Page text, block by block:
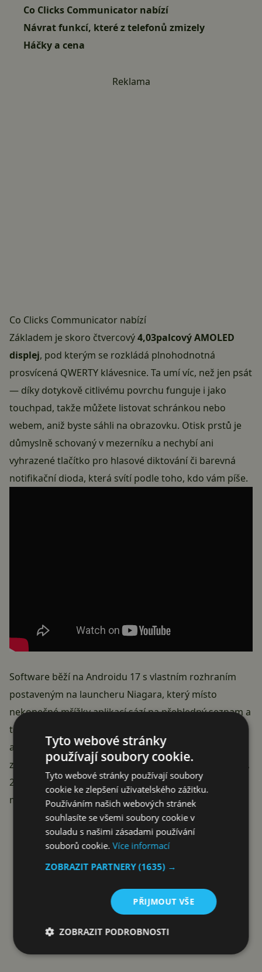
Co Clicks Communicator nabízí
Návrat funkcí, které z telefonů zmizely
Háčky a cena
Reklama
Co Clicks Communicator nabízí
Základem je skoro čtvercový4,03palcový AMOLED
displej, pod kterým se rozkládá plnohodnotná
prosvícená QWERTY klávesnice. Ta umí víc, než jen psát
— díky dotykově citlivému povrchu funguje i jako
touchpad, takže můžete listovat schránkou nebo
webem, aniž byste sáhli na obrazovku. Otisk prstů je
důmyslně schovaný v mezerníku a nechybí ani
vyhrazené tlačítko pro hlasové diktování či barevná
notifikační dioda, která svítí podle toho, kdo vám píše.
Software běží na Androidu 17 s vlastním rozhraním
postaveným na launcheru Niagara, který místo
nekonečné mřížky aplikací sází na přehledný seznam a
takzvaný
aplikací na jednom místě. Z hardwaru pak stojí za
zmínku 50MPx hlavní fotoaparát s optickou stabilizací,
24MPx selfie kamerka, baterie 4000 mAh a podpora
magnetického bezdrátového nabíjení Qi2.
Reklama
Tyto webové stránky
používají soubory cookie.
Tyto webové stránky používají soubory
cookie ke zlepšení uživatelského zážitku.
Používáním našich webových stránek
souhlasíte se všemi soubory cookie v
souladu s našimi zásadami používání
souborů cookie.Více informací
ZOBRAZIT PARTNERY(1635) →
PŘIJMOUT VŠE
ZOBRAZIT PODROBNOSTI